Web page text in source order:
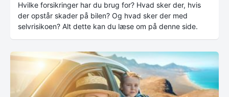
Hvilke forsikringer har du brug for? Hvad sker der, hvis
der opstår skader på bilen? Og hvad sker der med
selvrisikoen? Alt dette kan du læse om på denne side.